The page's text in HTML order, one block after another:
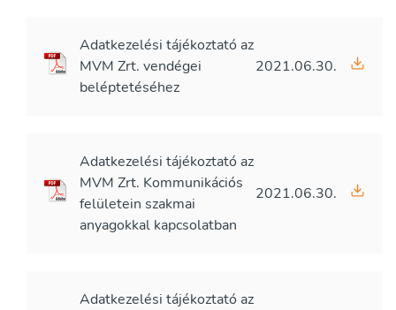
Adatkezelési tájékoztató az
MVM Zrt. vendégei
beléptetéséhez
2021.06.30.
Adatkezelési tájékoztató az
MVM Zrt. Kommunikációs
felületein szakmai
anyagokkal kapcsolatban
2021.06.30.
Adatkezelési tájékoztató az